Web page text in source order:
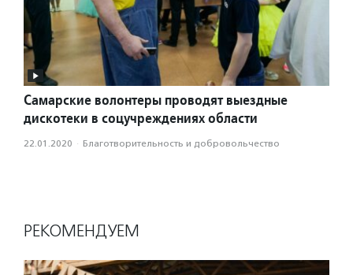
Самарские волонтеры проводят выездные
дискотеки в соцучреждениях области
22.01.2020 · Благотвори­тель­ность и доброволь­чест­во
РЕКОМЕНДУЕМ